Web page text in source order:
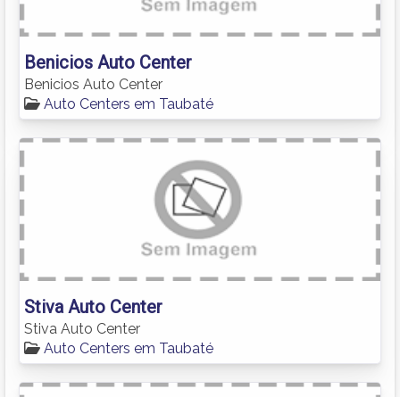
Benicios Auto Center
Benicios Auto Center
Auto Centers em Taubaté
Stiva Auto Center
Stiva Auto Center
Auto Centers em Taubaté